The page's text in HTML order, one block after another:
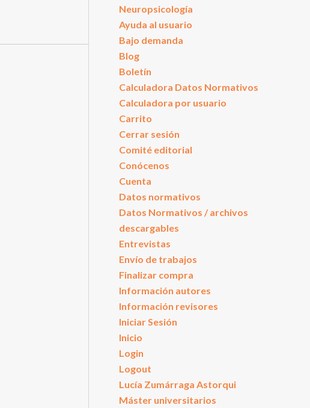
Neuropsicología
Ayuda al usuario
Bajo demanda
Blog
Boletín
Calculadora Datos Normativos
Calculadora por usuario
Carrito
Cerrar sesión
Comité editorial
Conócenos
Cuenta
Datos normativos
Datos Normativos / archivos
descargables
Entrevistas
Envío de trabajos
Finalizar compra
Información autores
Información revisores
Iniciar Sesión
Inicio
Login
Logout
Lucía Zumárraga Astorqui
Máster universitarios